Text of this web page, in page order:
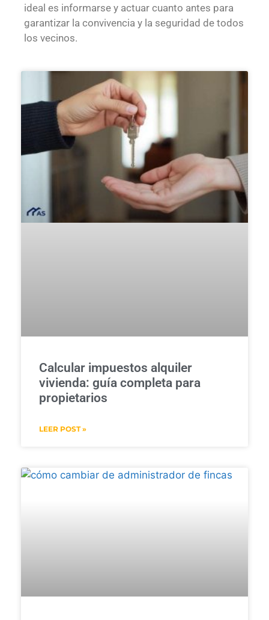
ideal es informarse y actuar cuanto antes para
garantizar la convivencia y la seguridad de todos
los vecinos.
Calcular impuestos alquiler
vivienda: guía completa para
propietarios
LEER POST »